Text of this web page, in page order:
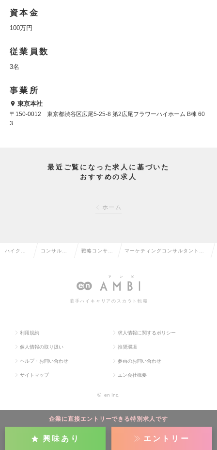
資本金
100万円
従業員数
3名
事業所
東京本社
〒150-0012 東京都渋谷区広尾5-25-8 第2広尾フラワーハイホーム B棟 60
3
最近ご覧になった求人に基づいた
おすすめの求人
ホーム
企業に直接エントリーできる特別求人です
興味あり エントリー
ハイクラ コンサルタ 戦略コンサル マーケティングコンサルタント
報
若手ハイキャリアのスカウト転職
利用規約 求人情報に関するポリシー
個人情報の取り扱い 推奨環境
ヘルプ・お問い合わせ 参画のお問い合わせ
サイトマップ エン会社概要
© en Inc.